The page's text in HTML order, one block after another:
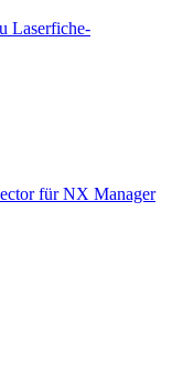
Laserfiche-
für NX Manager